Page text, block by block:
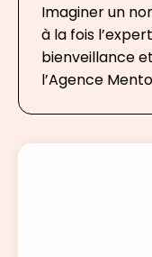
Imaginer un
à la fois
bienveillance
l’Agence